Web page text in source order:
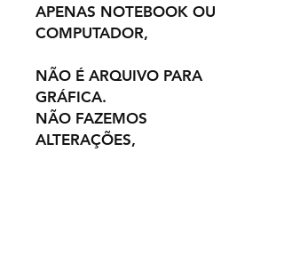
APENAS NOTEBOOK OU
COMPUTADOR,
NÃO É ARQUIVO PARA
GRÁFICA.
NÃO FAZEMOS
ALTERAÇÕES,